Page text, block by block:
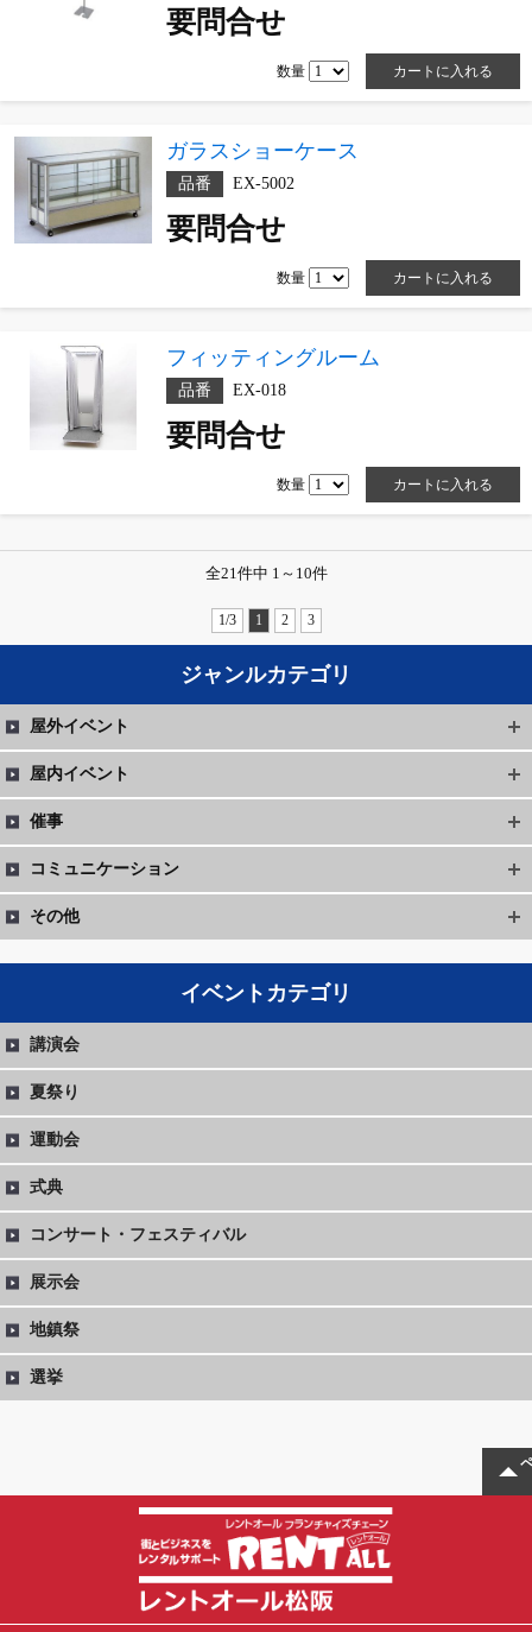
要問合せ
数量
ガラスショーケース
品番 EX-5002
要問合せ
数量
フィッティングルーム
品番 EX-018
要問合せ
数量
全21件中 1～10件
1/3 1 2 3
ジャンルカテゴリ
屋外イベント
屋内イベント
催事
コミュニケーション
その他
イベントカテゴリ
講演会
夏祭り
運動会
式典
コンサート・フェスティバル
展示会
地鎮祭
選挙